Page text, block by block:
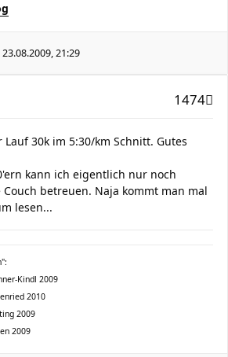
23.08.2009, 21:29
1474
Lauf 30k im 5:30/km Schnitt. Gutes
kann ich eigentlich nur noch
betreuen. Naja kommt man mal
lesen...
Kindl 2009
2010
2009
2009